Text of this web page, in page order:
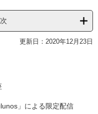
更新日：2020年12月23日
」による限定配信